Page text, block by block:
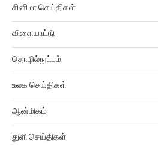
சினிமா செய்திகள்
விளையாட்டு
தொழில்நுட்பம்
உலக செய்திகள்
ஆன்மிகம்
துளி செய்திகள்